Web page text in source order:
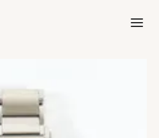
Aller à l'accueil de Crédit Municipal